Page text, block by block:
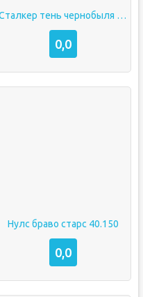
Сталкер тень чернобыля на андроид бесплатно
0,0
Нулс браво старс 40.150
0,0